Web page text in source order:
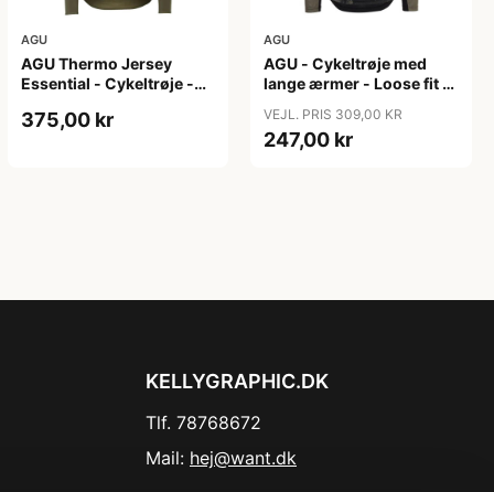
AGU
AGU Thermo Jersey
Essential - Cykeltrøje -
XXL
375,00 kr
AGU
AGU - Cykeltrøje med
lange ærmer - Loose fit -
VEJL. PRIS 309,00 KR
247,00 kr
KELLYGRAPHIC.DK
Tlf. 78768672
Mail: hej@want.dk